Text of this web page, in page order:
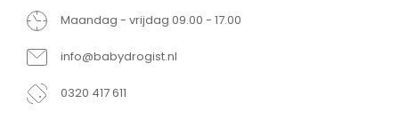
Maandag - vrijdag 09.00 - 17.00
info@babydrogist.nl
0320 417 611